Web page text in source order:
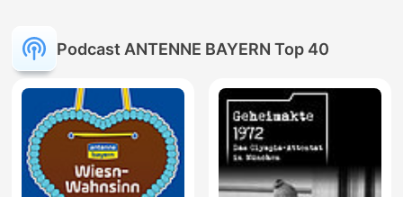
Podcast ANTENNE BAYERN Top 40